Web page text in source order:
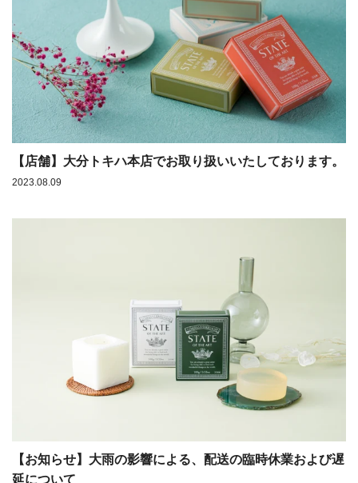
【店舗】大分トキハ本店でお取り扱いいたしております。
2023.08.09
【お知らせ】大雨の影響による、配送の臨時休業および遅
延について